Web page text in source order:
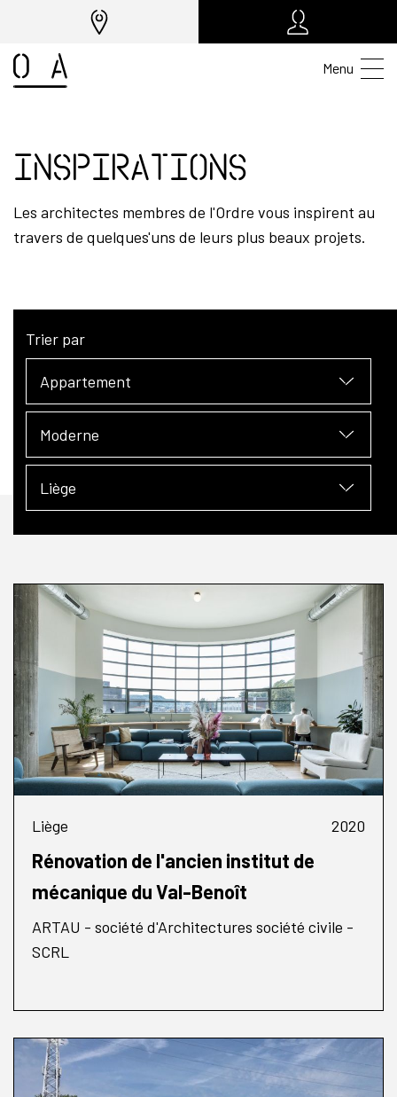
Menu
Inspirations
Les architectes membres de l'Ordre vous inspirent au
travers de quelques'uns de leurs plus beaux projets.
Trier par
Appartement
Moderne
Liège
Liège 2020
Rénovation de l'ancien institut de
mécanique du Val-Benoît
ARTAU - société d'Architectures société civile -
SCRL